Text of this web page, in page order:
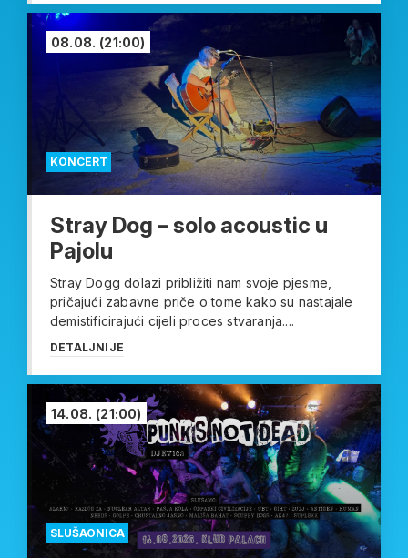
KONCERT
08.08. (21:00)
Stray Dog – solo acoustic u
Pajolu
Stray Dogg dolazi približiti nam svoje pjesme,
pričajući zabavne priče o tome kako su nastajale
demistificirajući cijeli proces stvaranja....
DETALJNIJE
SLUŠAONICA
14.08. (21:00)